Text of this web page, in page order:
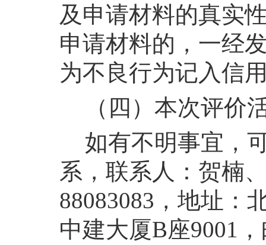
及申请材料的真实
申请材料的，一经
为不良行为记入信
（四）本次评价
如有不明事宜，
系，联系人：贺楠
88083083，地址：
中建大厦B座9001